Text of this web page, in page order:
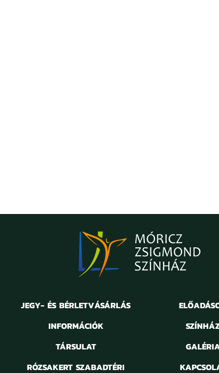
JEGY- ÉS BÉRLETVÁSÁRLÁS
INFORMÁCIÓK
TÁRSULAT
RÓZSAKERT SZABADTÉRI